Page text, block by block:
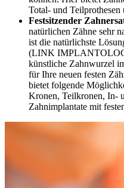
Total- und Teilprothesen
Festsitzender
natürlichen Zähne sehr
ist die natürlichste
(LINK
künstliche Zahnwurzel
für Ihre neuen festen
bietet folgende
Kronen, Teilkronen, In-
Zahnimplantate mit